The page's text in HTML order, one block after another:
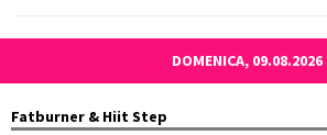
DOMENICA, 09.08.2026
Fatburner & Hiit Step